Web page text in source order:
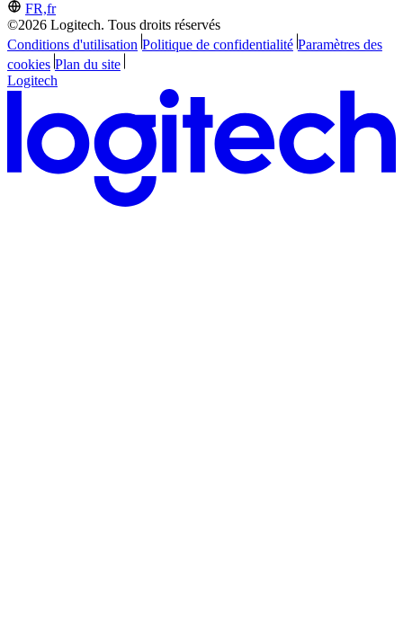
FR,fr
©2026 Logitech. Tous droits réservés
Conditions d'utilisation Politique de confidentialité Paramètres des
cookies Plan du site
Logitech